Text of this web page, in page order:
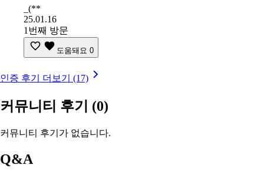
_(**
25.01.16
1번째 방문
도움돼요 0
인증 후기 더보기 (17)
커뮤니티 후기 (0)
커뮤니티 후기가 없습니다.
Q&A